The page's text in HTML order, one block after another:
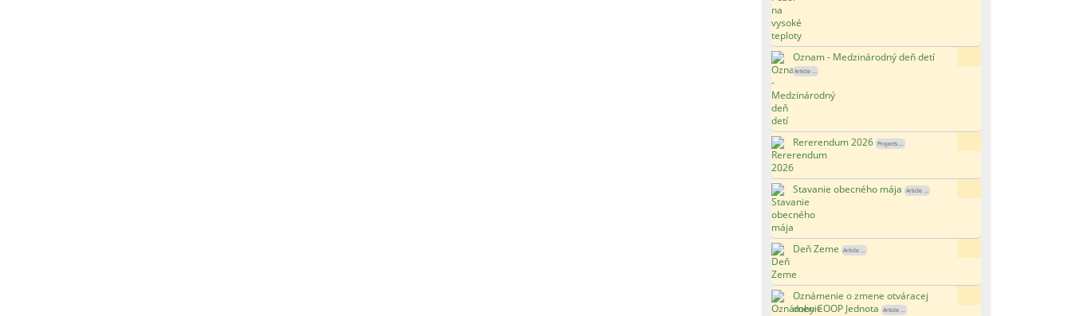
Oznam - Medzinárodný deň detí
Article ...
Rererendum 2026 Projects ...
Stavanie obecného mája Article ...
Deň Zeme Article ...
Oznámenie o zmene otváracej
doby COOP Jednota
Article ...